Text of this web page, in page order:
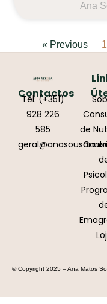
Ana
« Previous 1
Contactos
Tel: (+351)
928 226
585
de
© Copyright 2025 – Ana Matos